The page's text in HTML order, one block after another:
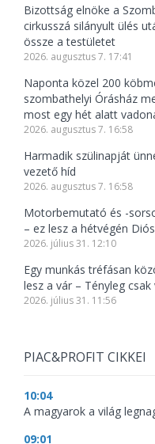
Bizottság elnöke a
cirkusszá silányult ülés
össze a testületet
2026. augusztus 7. 17:41
Naponta közel 200
szombathelyi Órásház
most egy hét alatt
2026. augusztus 7. 16:58
Harmadik szülinapját
vezető híd
2026. augusztus 7. 16:58
Motorbemutató és -
– ez lesz a hétvégén
2026. július 31. 12:10
Egy munkás tréfásan
lesz a vár – Tényleg csak
2026. július 31. 11:56
PIAC&PROFIT CIKKEI
10:04
A magyarok a világ
09:01